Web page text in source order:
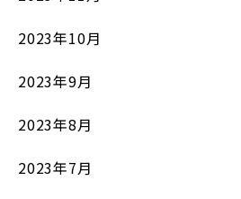
2023年10月
2023年9月
2023年8月
2023年7月